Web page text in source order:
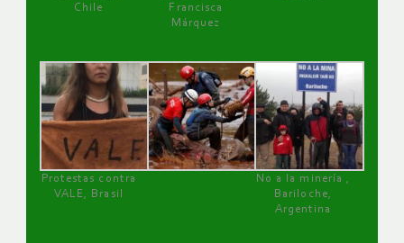
Chile
Francisca
Márquez
Protestas contra
VALE, Brasil
No a la minería ,
Bariloche,
Argentina